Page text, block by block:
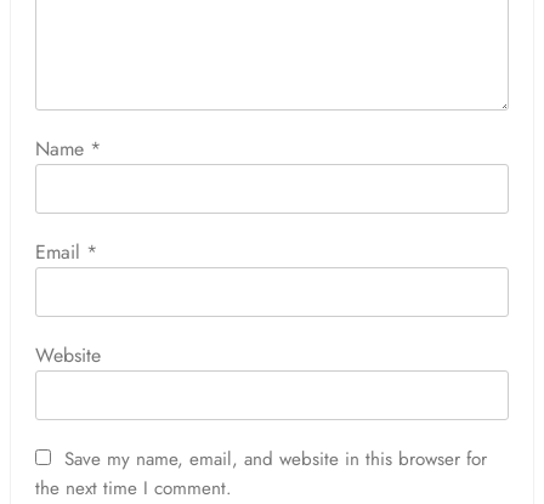
Name *
Email *
Website
Save my name, email, and website in this browser for
the next time I comment.